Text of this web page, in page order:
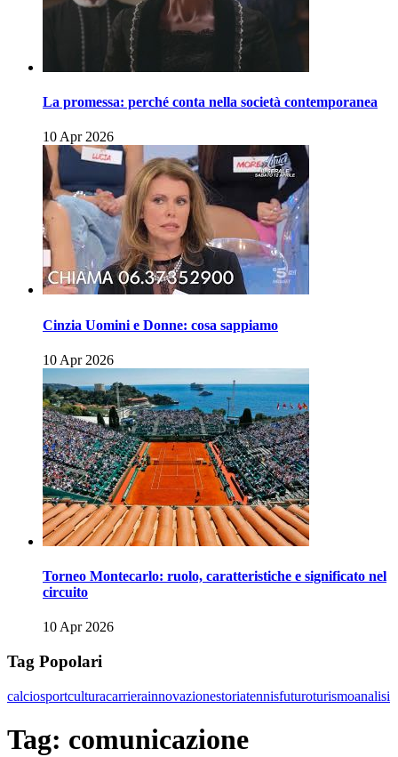
La promessa: perché conta nella società contemporanea
10 Apr 2026
Cinzia Uomini e Donne: cosa sappiamo
10 Apr 2026
Torneo Montecarlo: ruolo, caratteristiche e significato nel
circuito
10 Apr 2026
Tag Popolari
calciosportculturacarrierainnovazionestoriatennisfuturoturismoanalisi
Tag: comunicazione